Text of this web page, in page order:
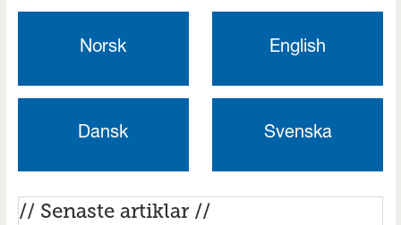
Norsk English
Dansk Svenska
// Senaste artiklar //